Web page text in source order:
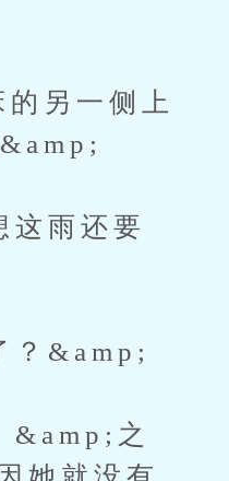
另一侧上
雨还要
？&amp;
之